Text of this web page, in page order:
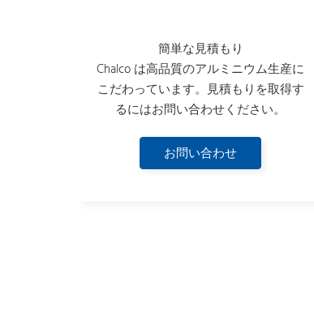
簡単な見積もり
Chalco は高品質のアルミニウム生産に
こだわっています。見積もりを取得す
るにはお問い合わせください。
お問い合わせ